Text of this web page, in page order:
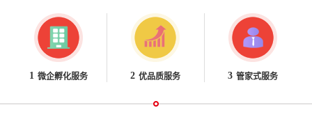
1 微企孵化服务 2 优品质服务 3 管家式服务